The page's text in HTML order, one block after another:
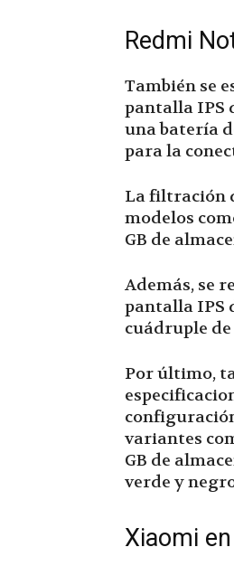
Redmi
También se
pantalla IPS
una batería
para la
La filtración
modelos
GB de
Además, se
pantalla IPS
cuádruple de
Por último,
variantes
GB de
verde y
Xiaomi